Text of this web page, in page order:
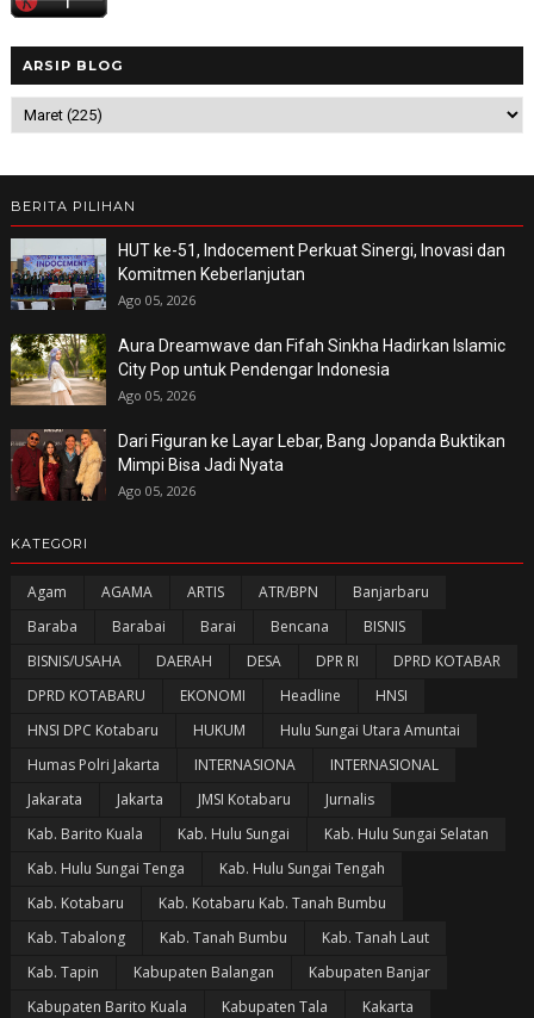
ARSIP BLOG
BERITA PILIHAN
HUT ke-51, Indocement Perkuat Sinergi, Inovasi dan
Komitmen Keberlanjutan
Ago 05, 2026
Aura Dreamwave dan Fifah Sinkha Hadirkan Islamic
City Pop untuk Pendengar Indonesia
Ago 05, 2026
Dari Figuran ke Layar Lebar, Bang Jopanda Buktikan
Mimpi Bisa Jadi Nyata
Ago 05, 2026
KATEGORI
Agam AGAMA ARTIS ATR/BPN
Banjarbaru
Baraba
Barabai Barai Bencana
BISNIS
BISNIS/USAHA
DAERAH DESA DPR RI
DPRD KOTABAR
DPRD KOTABARU
EKONOMI Headline
HNSI
HNSI DPC Kotabaru
HUKUM
Hulu Sungai Utara Amuntai
Humas Polri Jakarta
INTERNASIONA
INTERNASIONAL
Jakarata
Jakarta JMSI Kotabaru
Jurnalis
Kab. Barito Kuala
Kab. Hulu Sungai
Kab. Hulu Sungai Selatan
Kab. Hulu Sungai Tenga
Kab. Hulu Sungai Tengah
Kab. Kotabaru
Kab. Kotabaru Kab. Tanah Bumbu
Kab. Tabalong
Kab. Tanah Bumbu
Kab. Tanah Laut
Kab. Tapin
Kabupaten Balangan
Kabupaten Banjar
Kabupaten Barito Kuala
Kabupaten Tala
Kakarta